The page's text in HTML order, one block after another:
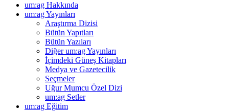
um:ag Hakkında
um:ag Yayınları
Araştırma Dizisi
Bütün Yapıtları
Bütün Yazıları
Diğer um:ag Yayınları
İçimdeki Güneş Kitapları
Medya ve Gazetecilik
Seçmeler
Uğur Mumcu Özel Dizi
um:ag Setler
um:ag Eğitim